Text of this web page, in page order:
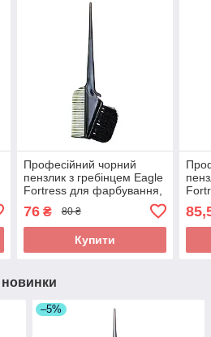
Професійний чорний
пензлик з гребінцем Eagle
Fortress для фарбування,
пасм волосся. Арт
JPP043M
76₴ 80 ₴
Купити
новинки
–5%